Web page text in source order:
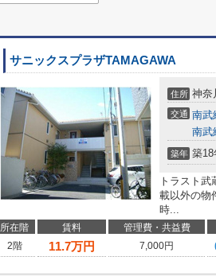
サニックスプラザTAMAGAWA
住所 神奈
交通 南武
南武
築年 築18
トラスト
載以外の物
時...
所在階 賃料 管理費・共益費
2階
11.7万円 7,000円